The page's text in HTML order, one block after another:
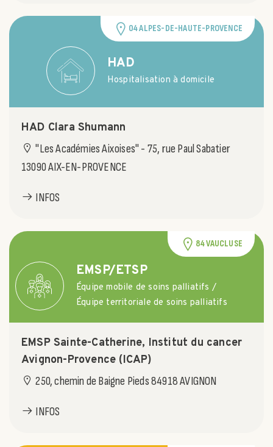
HAD
Hospitalisation à domicile
04 ALPES-DE-HAUTE-PROVENCE
HAD Clara Shumann
"Les Académies Aixoises" - 75, rue Paul Sabatier
13090 AIX-EN-PROVENCE
INFOS
EMSP/ETSP
Équipe mobile de soins palliatifs /
Équipe territoriale de soins palliatifs
84 VAUCLUSE
EMSP Sainte-Catherine, Institut du cancer
Avignon-Provence (ICAP)
250, chemin de Baigne Pieds 84918 AVIGNON
INFOS